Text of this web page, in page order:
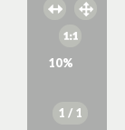
10%
1 / 1